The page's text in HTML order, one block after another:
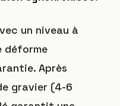
un niveau à
déforme
Après
gravier (4-6